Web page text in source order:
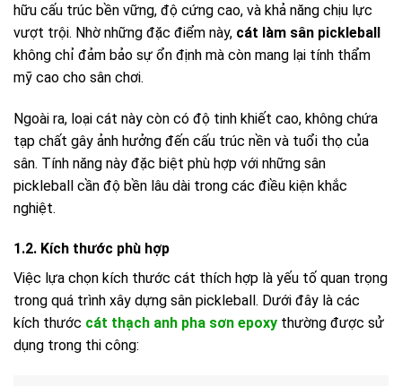
hữu cấu trúc bền vững, độ cứng cao, và khả năng chịu lực
vượt trội. Nhờ những đặc điểm này, cát làm sân pickleball
không chỉ đảm bảo sự ổn định mà còn mang lại tính thẩm
mỹ cao cho sân chơi.
Ngoài ra, loại cát này còn có độ tinh khiết cao, không chứa
tạp chất gây ảnh hưởng đến cấu trúc nền và tuổi thọ của
sân. Tính năng này đặc biệt phù hợp với những sân
pickleball cần độ bền lâu dài trong các điều kiện khắc
nghiệt.
1.2. Kích thước phù hợp
Việc lựa chọn kích thước cát thích hợp là yếu tố quan trọng
trong quá trình xây dựng sân pickleball. Dưới đây là các
kích thước cát thạch anh pha sơn epoxy thường được sử
dụng trong thi công: